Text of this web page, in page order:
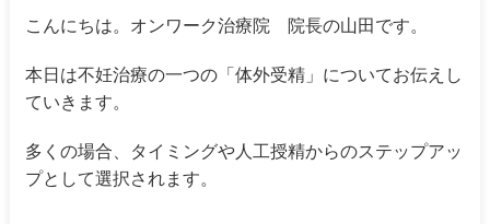
こんにちは。オンワーク治療院 院長の山田です。
本日は不妊治療の一つの「体外受精」についてお伝えし
ていきます。
多くの場合、タイミングや人工授精からのステップアッ
プとして選択されます。